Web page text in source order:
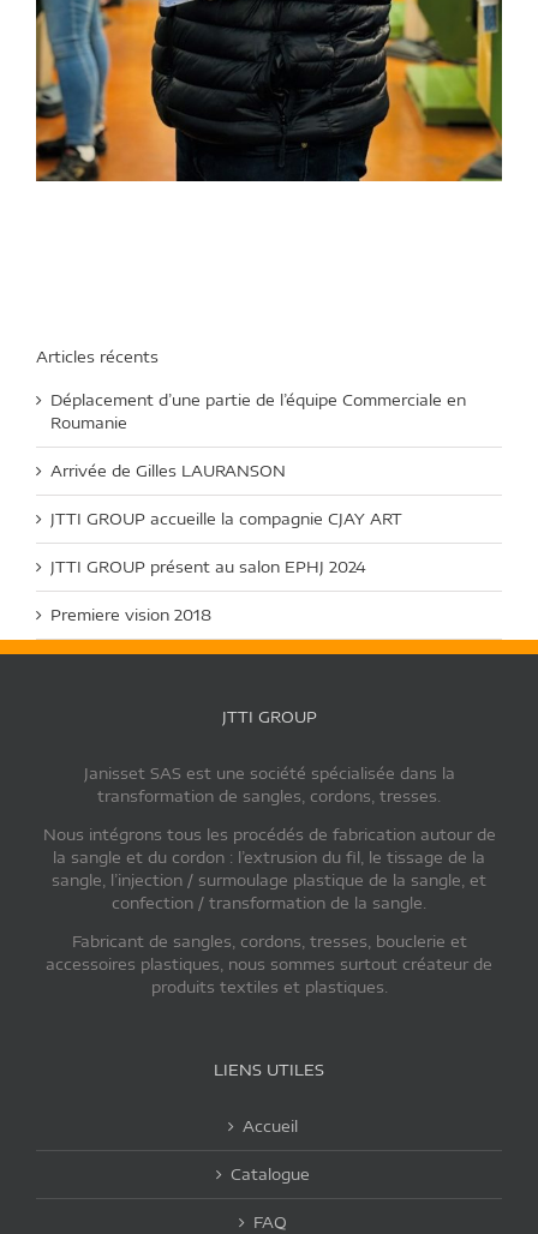
Articles récents
Déplacement d’une partie de l’équipe Commerciale en
Roumanie
Arrivée de Gilles LAURANSON
JTTI GROUP accueille la compagnie CJAY ART
JTTI GROUP présent au salon EPHJ 2024
Premiere vision 2018
JTTI GROUP
Janisset SAS est une société spécialisée dans la
transformation de sangles, cordons, tresses.
Nous intégrons tous les procédés de fabrication autour de
la sangle et du cordon : l’extrusion du fil, le tissage de la
sangle, l’injection / surmoulage plastique de la sangle, et
confection / transformation de la sangle.
Fabricant de sangles, cordons, tresses, bouclerie et
accessoires plastiques, nous sommes surtout créateur de
produits textiles et plastiques.
LIENS UTILES
Accueil
Catalogue
FAQ